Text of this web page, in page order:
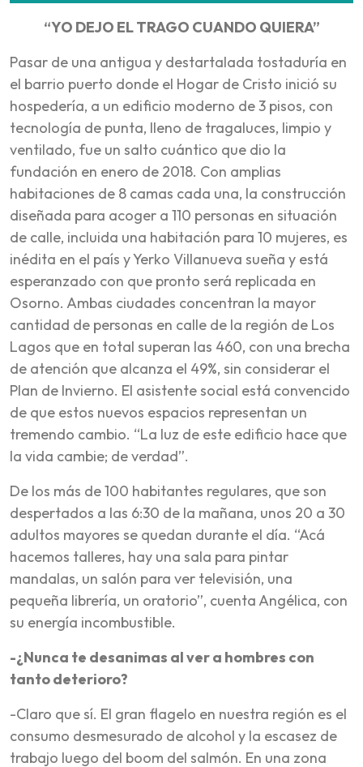
“YO DEJO EL TRAGO CUANDO QUIERA”
Pasar de una antigua y destartalada tostaduría en
el barrio puerto donde el Hogar de Cristo inició su
hospedería, a un edificio moderno de 3 pisos, con
tecnología de punta, lleno de tragaluces, limpio y
ventilado, fue un salto cuántico que dio la
fundación en enero de 2018. Con amplias
habitaciones de 8 camas cada una, la construcción
diseñada para acoger a 110 personas en situación
de calle, incluida una habitación para 10 mujeres, es
inédita en el país y Yerko Villanueva sueña y está
esperanzado con que pronto será replicada en
Osorno. Ambas ciudades concentran la mayor
cantidad de personas en calle de la región de Los
Lagos que en total superan las 460, con una brecha
de atención que alcanza el 49%, sin considerar el
Plan de Invierno. El asistente social está convencido
de que estos nuevos espacios representan un
tremendo cambio. “La luz de este edificio hace que
la vida cambie; de verdad”.
De los más de 100 habitantes regulares, que son
despertados a las 6:30 de la mañana, unos 20 a 30
adultos mayores se quedan durante el día. “Acá
hacemos talleres, hay una sala para pintar
mandalas, un salón para ver televisión, una
pequeña librería, un oratorio”, cuenta Angélica, con
su energía incombustible.
-¿Nunca te desanimas al ver a hombres con
tanto deterioro?
-Claro que sí. El gran flagelo en nuestra región es el
consumo desmesurado de alcohol y la escasez de
trabajo luego del boom del salmón. En una zona